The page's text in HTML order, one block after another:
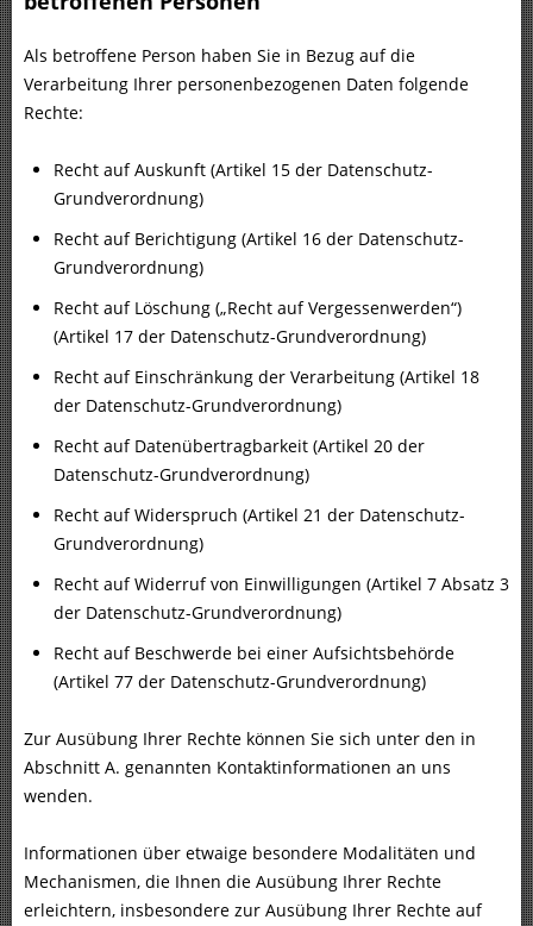
Als betroffene Person haben Sie in Bezug auf die
Verarbeitung Ihrer personenbezogenen Daten folgende
Rechte:
Recht auf Auskunft (Artikel 15 der Datenschutz-
Grundverordnung)
Recht auf Berichtigung (Artikel 16 der Datenschutz-
Grundverordnung)
Recht auf Löschung („Recht auf Vergessenwerden“)
(Artikel 17 der Datenschutz-Grundverordnung)
Recht auf Einschränkung der Verarbeitung (Artikel 18
der Datenschutz-Grundverordnung)
Recht auf Datenübertragbarkeit (Artikel 20 der
Datenschutz-Grundverordnung)
Recht auf Widerspruch (Artikel 21 der Datenschutz-
Grundverordnung)
Recht auf Widerruf von Einwilligungen (Artikel 7 Absatz 3
der Datenschutz-Grundverordnung)
Recht auf Beschwerde bei einer Aufsichtsbehörde
(Artikel 77 der Datenschutz-Grundverordnung)
Zur Ausübung Ihrer Rechte können Sie sich unter den in
Abschnitt A. genannten Kontaktinformationen an uns
wenden.
Informationen über etwaige besondere Modalitäten und
Mechanismen, die Ihnen die Ausübung Ihrer Rechte
erleichtern, insbesondere zur Ausübung Ihrer Rechte auf